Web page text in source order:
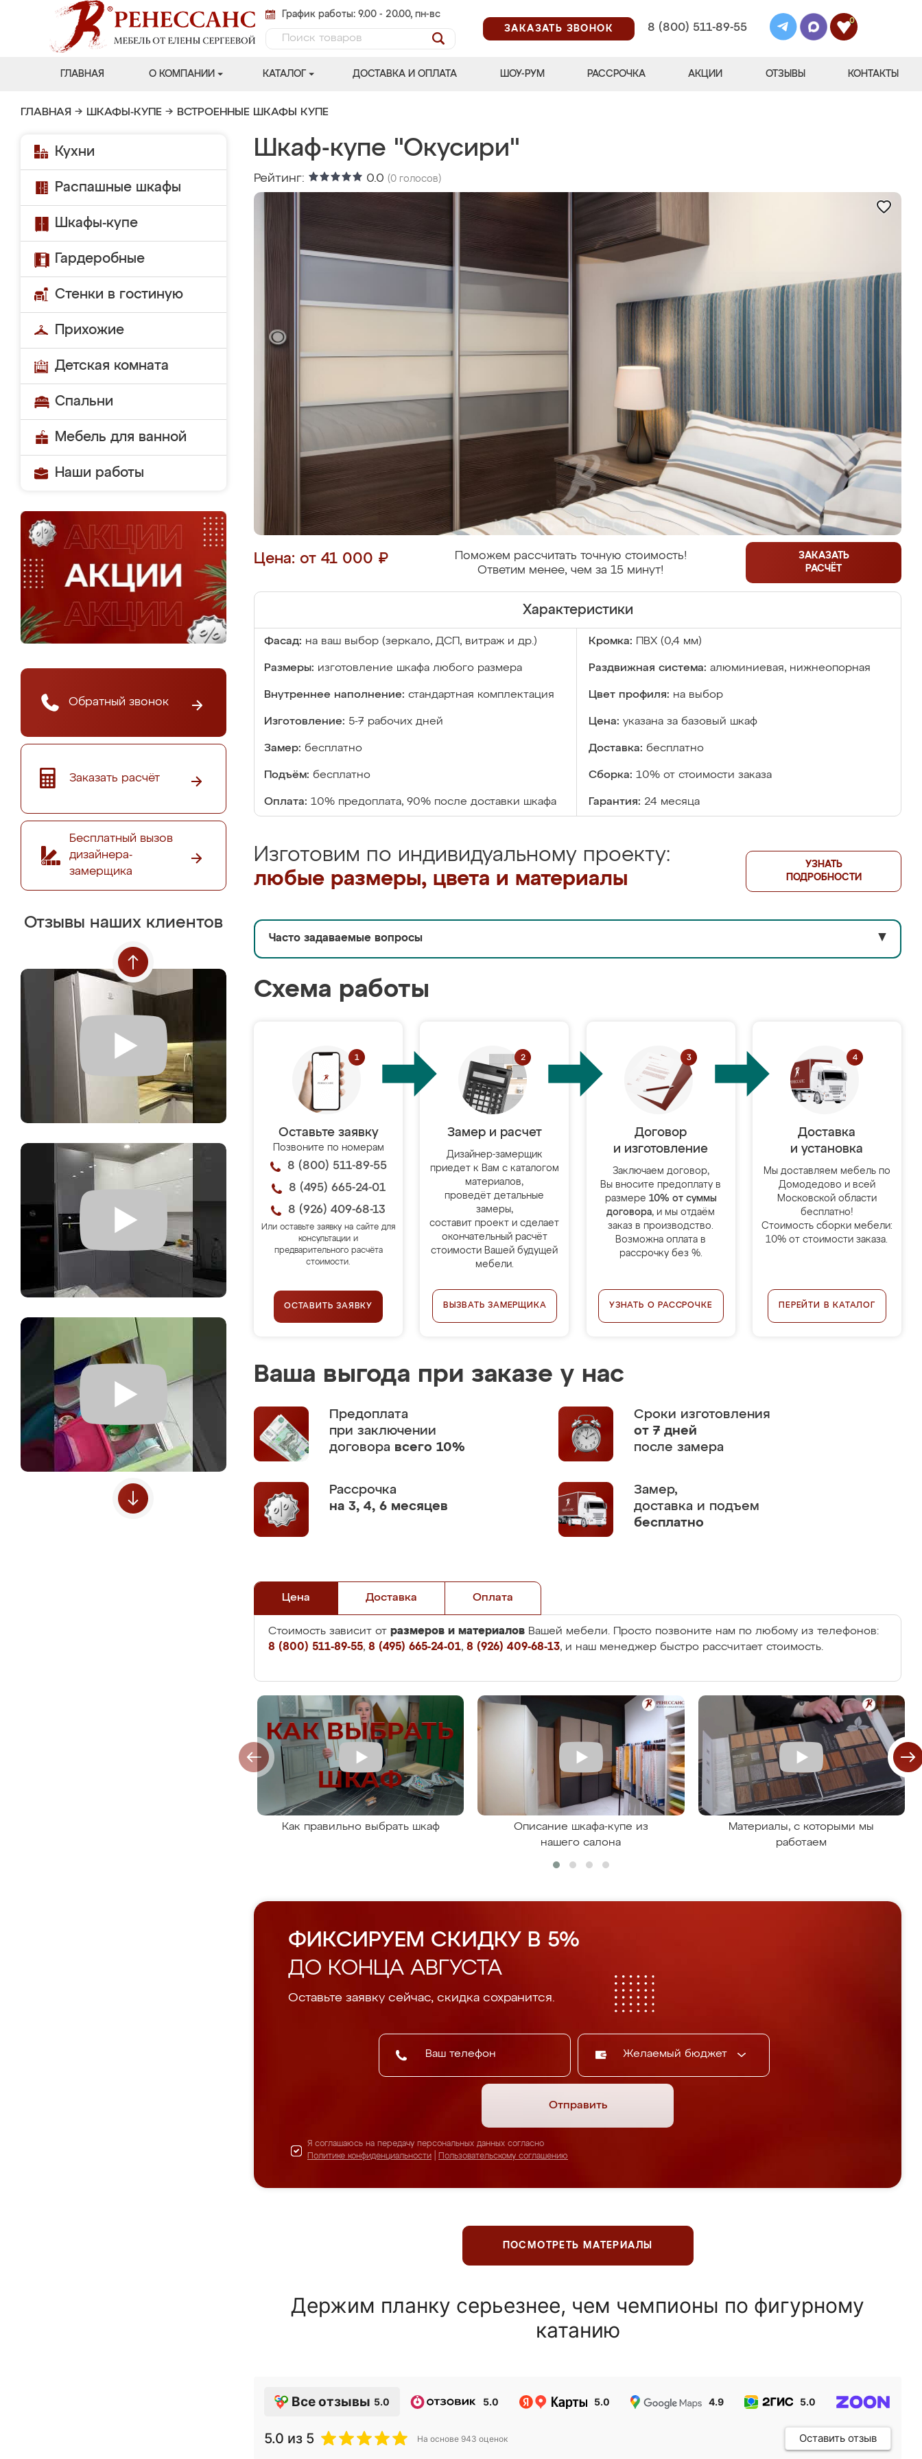
График работы: 9.00 - 20.00, пн-вс
ЗАКАЗАТЬ ЗВОНОК
8 (800) 511-89-55
0
ГЛАВНАЯ О КОМПАНИИ КАТАЛОГ ДОСТАВКА И ОПЛАТА ШОУ-РУМ РАССРОЧКА АКЦИИ ОТЗЫВЫ КОНТАКТЫ
ГЛАВНАЯ → ШКАФЫ-КУПЕ → ВСТРОЕННЫЕ ШКАФЫ КУПЕ
Кухни
Распашные шкафы
Шкафы-купе
Гардеробные
Стенки в гостиную
Прихожие
Детская комната
Спальни
Мебель для ванной
Наши работы
Обратный звонок
Заказать расчёт
Бесплатный вызов
дизайнера-
замерщика
Отзывы наших клиентов
Шкаф-купе "Окусири"
Рейтинг: 0.0 (0 голосов)
Цена: от 41 000 ₽
Поможем рассчитать точную стоимость!
Ответим менее, чем за 15 минут!
ЗАКАЗАТЬ
РАСЧЁТ
Характеристики
Фасад: на ваш выбор (зеркало, ДСП, витраж и др.) Кромка: ПВХ (0,4 мм)
Размеры: изготовление шкафа любого размера Раздвижная система: алюминиевая, нижнеопорная
Внутреннее наполнение: стандартная комплектация Цвет профиля: на выбор
Изготовление: 5-7 рабочих дней Цена: указана за базовый шкаф
Замер: бесплатно Доставка: бесплатно
Подъём: бесплатно Сборка: 10% от стоимости заказа
Оплата: 10% предоплата, 90% после доставки шкафа Гарантия: 24 месяца
Изготовим по индивидуальному проекту:
любые размеры, цвета и материалы
УЗНАТЬ
ПОДРОБНОСТИ
Часто задаваемые вопросы ▼
Схема работы
Оставьте заявку
Позвоните по номерам
8 (800) 511-89-55
8 (495) 665-24-01
8 (926) 409-68-13
Или оставьте заявку на сайте для
консультации и
предварительного расчёта
стоимости.
ОСТАВИТЬ ЗАЯВКУ
Замер и расчет
Дизайнер-замерщик
приедет к Вам с каталогом
материалов,
проведёт детальные
замеры,
составит проект и сделает
окончательный расчёт
стоимости Вашей будущей
мебели.
ВЫЗВАТЬ ЗАМЕРЩИКА
Договор
и изготовление
Заключаем договор,
Вы вносите предоплату в
размере 10% от суммы
договора, и мы отдаём
заказ в производство.
Возможна оплата в
рассрочку без %.
УЗНАТЬ О РАССРОЧКЕ
Доставка
и установка
Мы доставляем мебель по
Домодедово и всей
Московской области
бесплатно!
Стоимость сборки мебели:
10% от стоимости заказа.
ПЕРЕЙТИ В КАТАЛОГ
Ваша выгода при заказе у нас
Предоплата
при заключении
договора всего 10%
Сроки изготовления
от 7 дней
после замера
Рассрочка
на 3, 4, 6 месяцев
Замер,
доставка и подъем
бесплатно
Цена Доставка Оплата
Стоимость зависит от размеров и материалов Вашей мебели. Просто позвоните нам по любому из телефонов:
8 (800) 511-89-55, 8 (495) 665-24-01, 8 (926) 409-68-13, и наш менеджер быстро рассчитает стоимость.
Как правильно выбрать шкаф
Описание шкафа-купе из
нашего салона
Материалы, с которыми мы
работаем
ФИКСИРУЕМ СКИДКУ В 5%
ДО КОНЦА АВГУСТА
Оставьте заявку сейчас, скидка сохранится.
Желаемый бюджет
Отправить
Я соглашаюсь на передачу персональных данных согласно
Политике конфиденциальности
Пользовательскому соглашению
ПОСМОТРЕТЬ МАТЕРИАЛЫ
Держим планку серьезнее, чем чемпионы по фигурному
катанию
Все отзывы 5.0 5.0 5.0 4.9 5.0
5.0 из 5 На основе 943 оценок Оставить отзыв